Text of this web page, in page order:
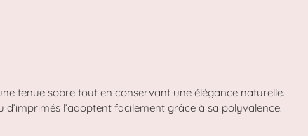
tenue sobre tout en conservant une élégance naturelle.
d’imprimés l’adoptent facilement grâce à sa polyvalence.